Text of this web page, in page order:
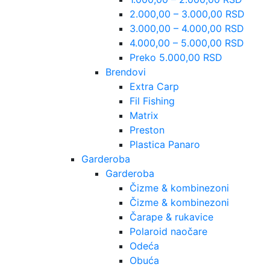
2.000,00 – 3.000,00 RSD
3.000,00 – 4.000,00 RSD
4.000,00 – 5.000,00 RSD
Preko 5.000,00 RSD
Brendovi
Extra Carp
Fil Fishing
Matrix
Preston
Plastica Panaro
Garderoba
Garderoba
Čizme & kombinezoni
Čizme & kombinezoni
Čarape & rukavice
Polaroid naočare
Odeća
Obuća